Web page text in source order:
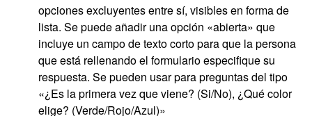
opciones excluyentes entre sí, visibles en forma de
lista. Se puede añadir una opción «abierta» que
incluye un campo de texto corto para que la persona
que está rellenando el formulario especifique su
respuesta. Se pueden usar para preguntas del tipo
«¿Es la primera vez que viene? (Si/No), ¿Qué color
elige? (Verde/Rojo/Azul)»